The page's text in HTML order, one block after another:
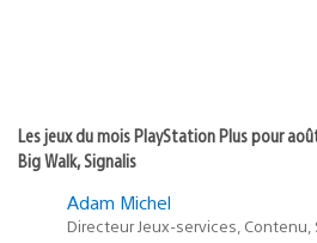
Les jeux du mois PlayStation Plus pour
Big Walk, Signalis
Adam Michel
Directeur Jeux-services,